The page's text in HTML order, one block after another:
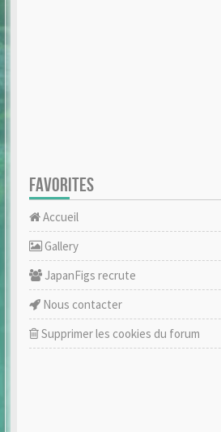
FAVORITES
Accueil
Gallery
JapanFigs recrute
Nous contacter
Supprimer les cookies du forum